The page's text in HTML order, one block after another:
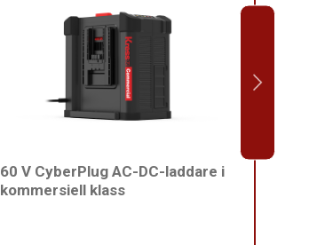
60 V CyberPlug AC-DC-laddare i
kommersiell klass